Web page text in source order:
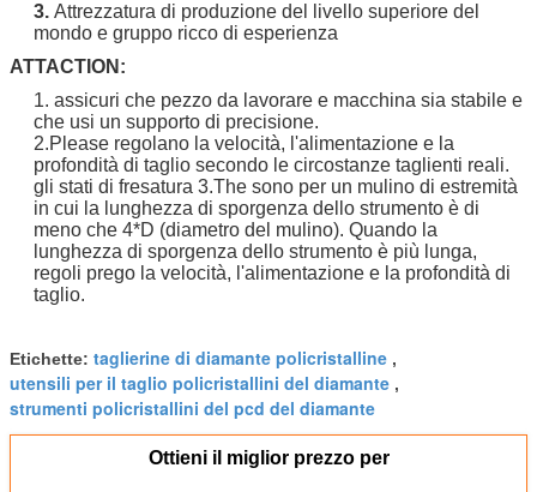
3. Attrezzatura di produzione del livello superiore del
mondo e gruppo ricco di esperienza
ATTACTION:
1. assicuri che pezzo da lavorare e macchina sia stabile e
che usi un supporto di precisione.
2.Please regolano la velocità, l'alimentazione e la
profondità di taglio secondo le circostanze taglienti reali.
gli stati di fresatura 3.The sono per un mulino di estremità
in cui la lunghezza di sporgenza dello strumento è di
meno che 4*D (diametro del mulino). Quando la
lunghezza di sporgenza dello strumento è più lunga,
regoli prego la velocità, l'alimentazione e la profondità di
taglio.
Etichette: taglierine di diamante policristalline ,
utensili per il taglio policristallini del diamante ,
strumenti policristallini del pcd del diamante
Ottieni il miglior prezzo per